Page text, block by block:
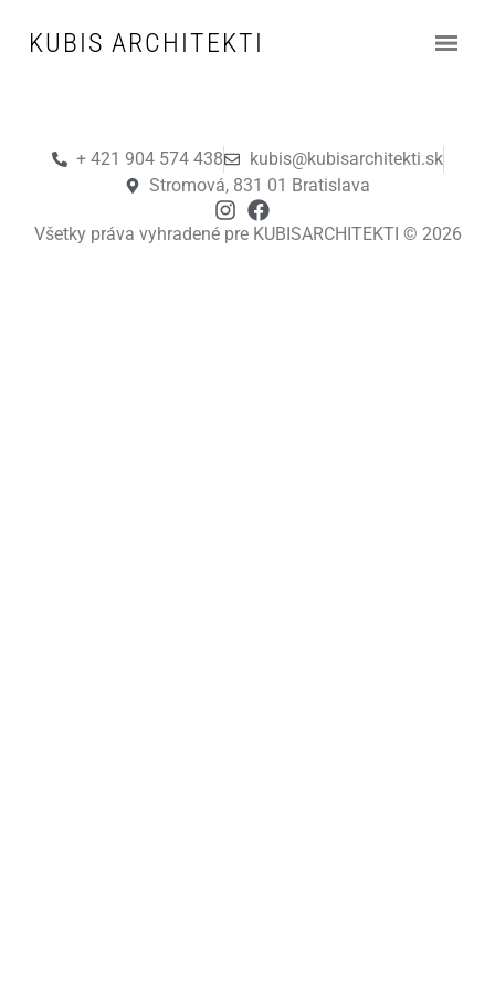
KUBIS ARCHITEKTI
Autoradmin
+ 421 904 574 438
kubis@kubisarchitekti.sk
Stromová, 831 01 Bratislava
Všetky práva vyhradené pre KUBISARCHITEKTI © 2026